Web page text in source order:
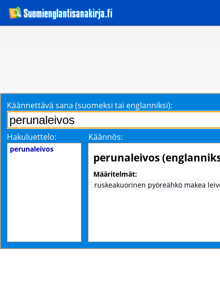
Käännettävä sana (suomeksi tai englanniksi):
Hakuluettelo: Käännös:
perunaleivos
perunaleivos
Määritelmät:
ruskeakuorinen pyöreähkö makea